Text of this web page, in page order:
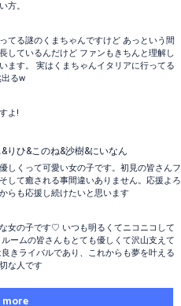
方。
てる謎のくまちゃんですけど あっという間
ているんだけど ファンもきちんと理解し
ます。 実はくまちゃんイタリアに行ってる
るw
よ!
りひ&このね&沙樹&にいなん
しくって可愛い女の子です。初見の皆さんフ
して癒される事間違いありません。応援よろ
らも応援し続けたいと思います
女の子です♡ いつも明るくてニコニコして
ームの皆さんもとても優しくて沢山支えて
きライバルであり、これからも夢を叶える
な人です
more